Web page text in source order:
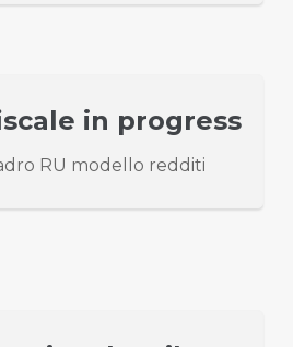
in progress
RU modello redditi